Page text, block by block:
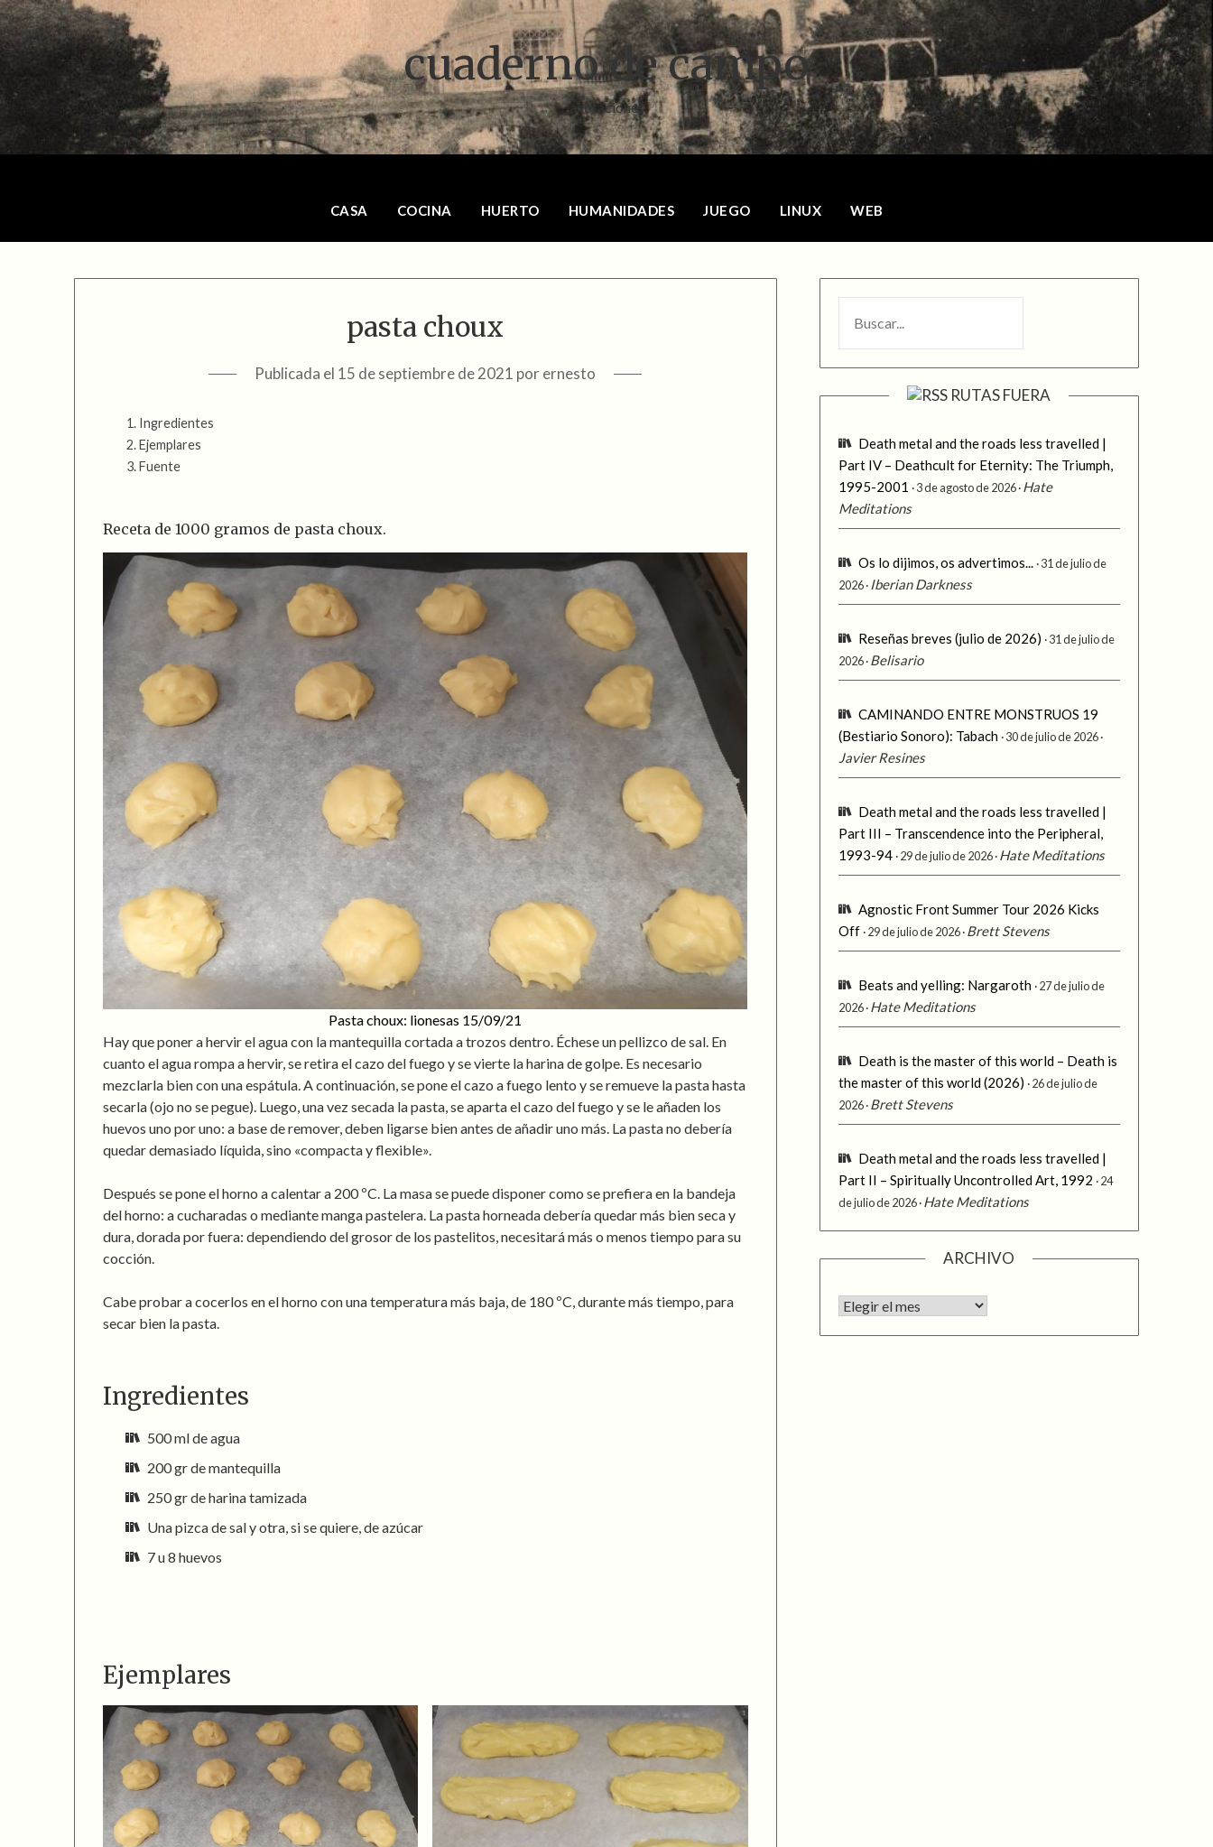
Saltar
al
contenido
cuaderno de campo
anotaciones
CASA COCINA HUERTO HUMANIDADES JUEGO LINUX WEB
pasta choux
Publicada el 15 de septiembre de 2021 porernesto
Ingredientes
Ejemplares
Fuente
Receta de 1000 gramos de pasta choux.
Pasta choux: lionesas 15/09/21
Hay que poner a hervir el agua con la mantequilla cortada a trozos dentro. Échese un pellizco de sal. En
cuanto el agua rompa a hervir, se retira el cazo del fuego y se vierte la harina de golpe. Es necesario
mezclarla bien con una espátula. A continuación, se pone el cazo a fuego lento y se remueve la pasta hasta
secarla (ojo no se pegue). Luego, una vez secada la pasta, se aparta el cazo del fuego y se le añaden los
huevos uno por uno: a base de remover, deben ligarse bien antes de añadir uno más. La pasta no debería
quedar demasiado líquida, sino «compacta y flexible».
Después se pone el horno a calentar a 200 ºC. La masa se puede disponer como se prefiera en la bandeja
del horno: a cucharadas o mediante manga pastelera. La pasta horneada debería quedar más bien seca y
dura, dorada por fuera: dependiendo del grosor de los pastelitos, necesitará más o menos tiempo para su
cocción.
Cabe probar a cocerlos en el horno con una temperatura más baja, de 180 ºC, durante más tiempo, para
secar bien la pasta.
Ingredientes
500 ml de agua
200 gr de mantequilla
250 gr de harina tamizada
Una pizca de sal y otra, si se quiere, de azúcar
7 u 8 huevos
Ejemplares
RUTAS FUERA
Death metal and the roads less travelled |
Part IV – Deathcult for Eternity: The Triumph,
1995-2001
3 de agosto de 2026 Hate
Meditations
Os lo dijimos, os advertimos... 31 de julio de
2026 Iberian Darkness
Reseñas breves (julio de 2026)
31 de julio de
2026 Belisario
CAMINANDO ENTRE MONSTRUOS 19
(Bestiario Sonoro): Tabach 30 de julio de 2026
Javier Resines
Death metal and the roads less travelled |
Part III – Transcendence into the Peripheral,
1993-94 29 de julio de 2026 Hate Meditations
Agnostic Front Summer Tour 2026 Kicks
Off 29 de julio de 2026 Brett Stevens
Beats and yelling: Nargaroth 27 de julio de
2026 Hate Meditations
Death is the master of this world – Death is
the master of this world (2026)
26 de julio de
2026 Brett Stevens
Death metal and the roads less travelled |
Part II – Spiritually Uncontrolled Art, 1992
24
de julio de 2026 Hate Meditations
ARCHIVO
Archivo